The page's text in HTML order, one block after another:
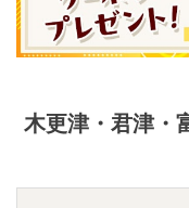
木更津・君津・